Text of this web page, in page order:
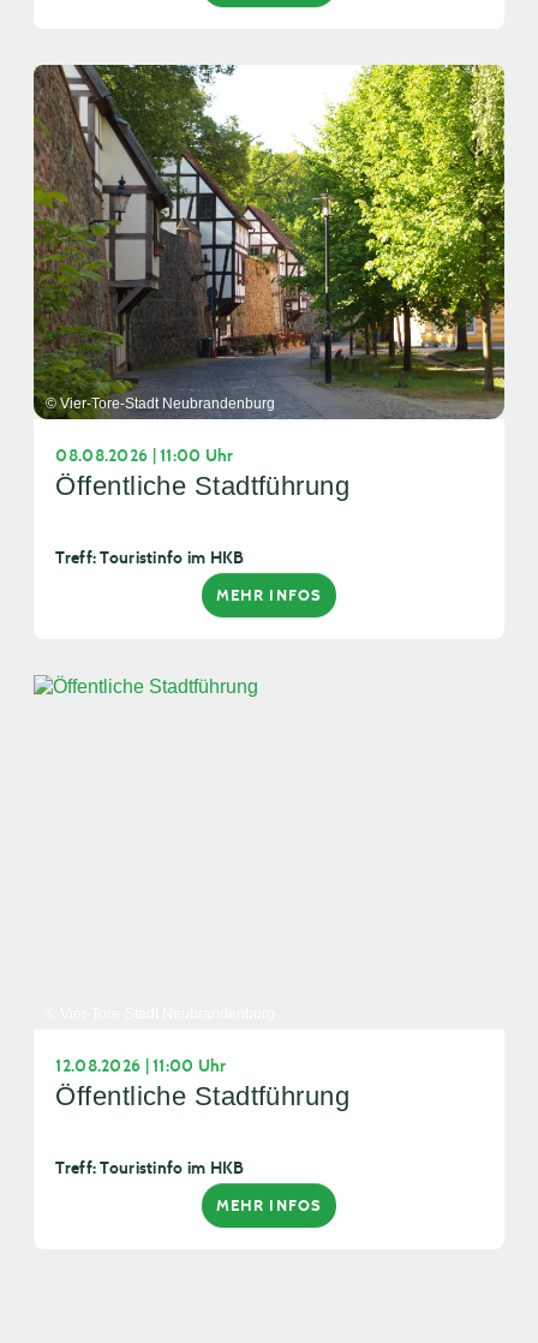
© Vier-Tore-Stadt Neubrandenburg
08.08.2026 | 11:00 Uhr
Öffentliche Stadtführung
Treff: Touristinfo im HKB
MEHR INFOS
12.08.2026 | 11:00 Uhr
Öffentliche Stadtführung
Treff: Touristinfo im HKB
MEHR INFOS